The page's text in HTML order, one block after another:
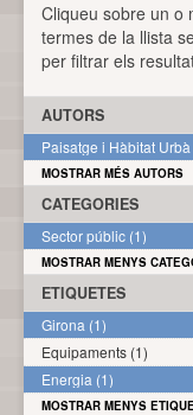
Cliqueu sobre un o
termes de la llista
per filtrar els
AUTORS
Paisatge i Hàbitat Urbà
MOSTRAR MÉS AUTORS
CATEGORIES
Sector públic (1)
MOSTRAR MENYS
ETIQUETES
Girona (1)
Equipaments (1)
Energia (1)
MOSTRAR MENYS